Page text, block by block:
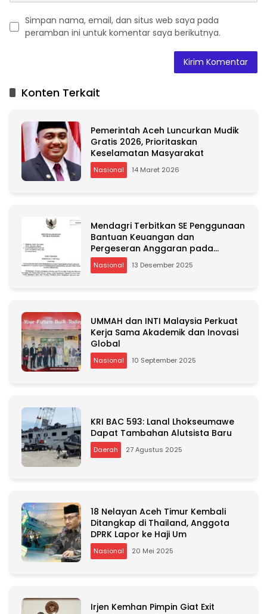
Simpan nama, email, dan situs web saya pada
peramban ini untuk komentar saya berikutnya.
e Konten Terkait
Pemerintah Aceh Luncurkan Mudik
Gratis 2026, Prioritaskan
Keselamatan Masyarakat
Nasional 14 Maret 2026
Mendagri Terbitkan SE Penggunaan
Bantuan Keuangan dan
Pergeseran Anggaran pada
Daerah Bencana
Nasional 13 Desember 2025
UMMAH dan INTI Malaysia Perkuat
Kerja Sama Akademik dan Inovasi
Global
Nasional 10 September 2025
KRI BAC 593: Lanal Lhokseumawe
Dapat Tambahan Alutsista Baru
Daerah 27 Agustus 2025
18 Nelayan Aceh Timur Kembali
Ditangkap di Thailand, Anggota
DPRK Lapor ke Haji Um
Nasional 20 Mei 2025
Irjen Kemhan Pimpin Giat Exit